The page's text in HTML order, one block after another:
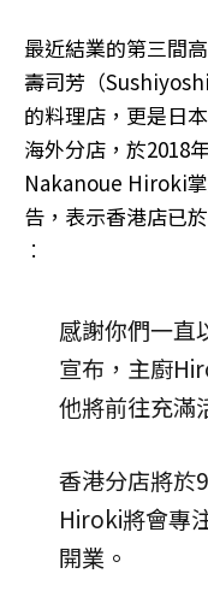
最近結業的第三間
壽司芳（
的料理店，更是日
海外分店，於2018
Nakanoue Hiroki
告，表示香港店已
︰
感謝你們一直
宣布，主廚
他將前往充滿
香港分店將於
Hiroki將會專
開業。